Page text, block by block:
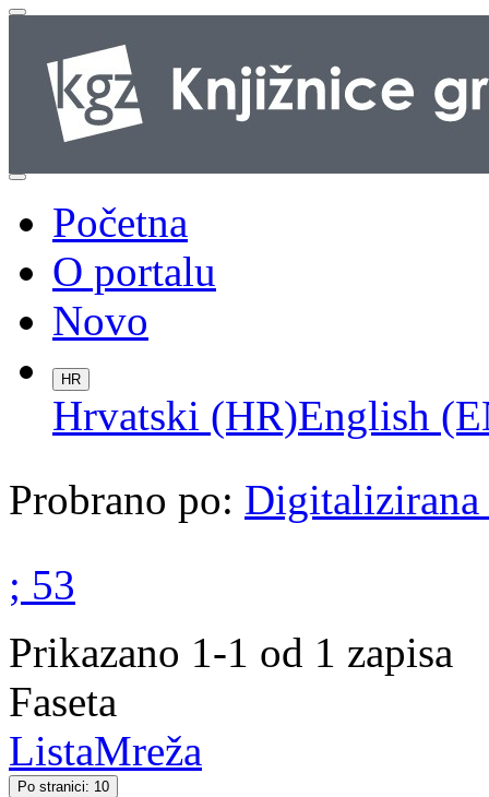
Početna
O portalu
Novo
HR
Hrvatski (HR)English
Probrano po: Digitalizirana
; 53
Prikazano 1-1 od 1 zapisa
Faseta
ListaMreža
Po stranici: 10